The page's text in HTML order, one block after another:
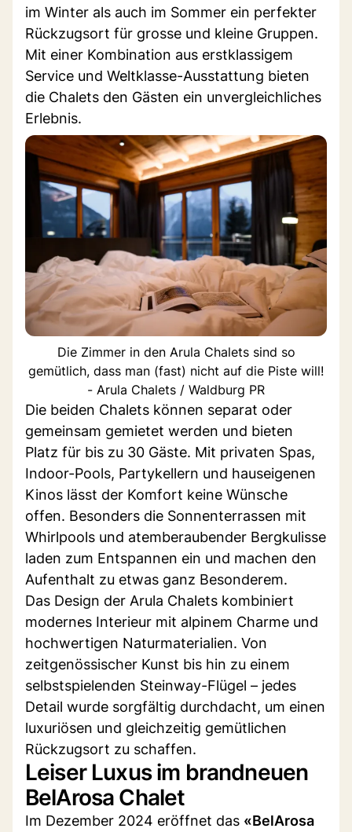
im Winter als auch im Sommer ein perfekter
Rückzugsort für grosse und kleine Gruppen.
Mit einer Kombination aus erstklassigem
Service und Weltklasse-Ausstattung bieten
die Chalets den Gästen ein unvergleichliches
Erlebnis.
Die Zimmer in den Arula Chalets sind so
gemütlich, dass man (fast) nicht auf die Piste will!
- Arula Chalets / Waldburg PR
Die beiden Chalets können separat oder
gemeinsam gemietet werden und bieten
Platz für bis zu 30 Gäste. Mit privaten Spas,
Indoor-Pools, Partykellern und hauseigenen
Kinos lässt der Komfort keine Wünsche
offen. Besonders die Sonnenterrassen mit
Whirlpools und atemberaubender Bergkulisse
laden zum Entspannen ein und machen den
Aufenthalt zu etwas ganz Besonderem.
Das Design der Arula Chalets kombiniert
modernes Interieur mit alpinem Charme und
hochwertigen Naturmaterialien. Von
zeitgenössischer Kunst bis hin zu einem
selbstspielenden Steinway-Flügel – jedes
Detail wurde sorgfältig durchdacht, um einen
luxuriösen und gleichzeitig gemütlichen
Rückzugsort zu schaffen.
Leiser Luxus im brandneuen
BelArosa Chalet
Im Dezember 2024 eröffnet das «BelArosa